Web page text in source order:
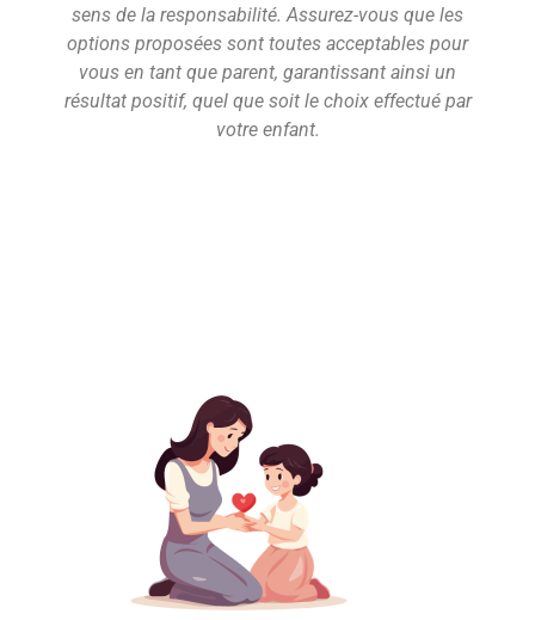
sens de la responsabilité. Assurez-vous que les
options proposées sont toutes acceptables pour
vous en tant que parent, garantissant ainsi un
résultat positif, quel que soit le choix effectué par
votre enfant.